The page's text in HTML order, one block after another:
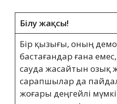
Білу жақсы!
Бір қызығы, оның
бастағандар ғана
сауда жасайтын озық
сарапшылар да
жоғары деңгейлі